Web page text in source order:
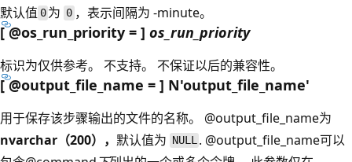
默认值 0 为 0，表示间隔为 -minute。
[ @os_run_priority = ] os_run_priority
标识为仅供参考。 不支持。 不保证以后的兼容性。
[ @output_file_name = ] N'output_file_name'
用于保存该步骤输出的文件的名称。 @output_file_name为
nvarchar（200）， 默认值为 NULL . @output_file_name可以